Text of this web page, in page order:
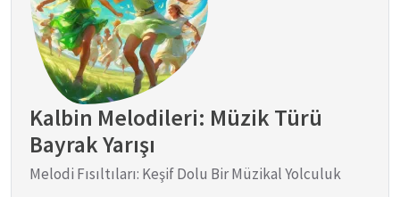
Kalbin Melodileri: Müzik Türü
Bayrak Yarışı
Melodi Fısıltıları: Keşif Dolu Bir Müzikal Yolculuk